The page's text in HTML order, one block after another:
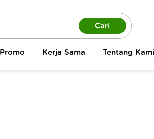
Cari
Promo Kerja Sama Tentang Kami